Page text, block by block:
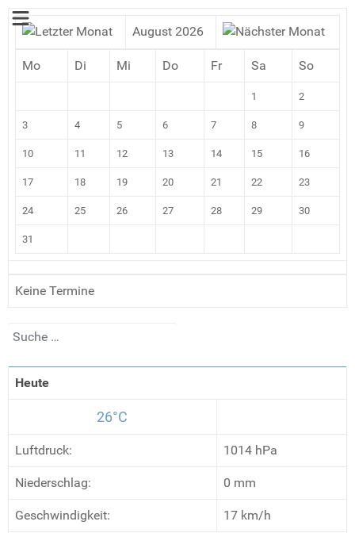
August 2026
Mo Di Mi Do Fr Sa So
1 2
3 4 5 6 7 8 9
10 11 12 13 14 15 16
17 18 19 20 21 22 23
24 25 26 27 28 29 30
31
Keine Termine
Suchen
Heute
26°C
Luftdruck: 1014 hPa
Niederschlag: 0 mm
Geschwindigkeit: 17 km/h